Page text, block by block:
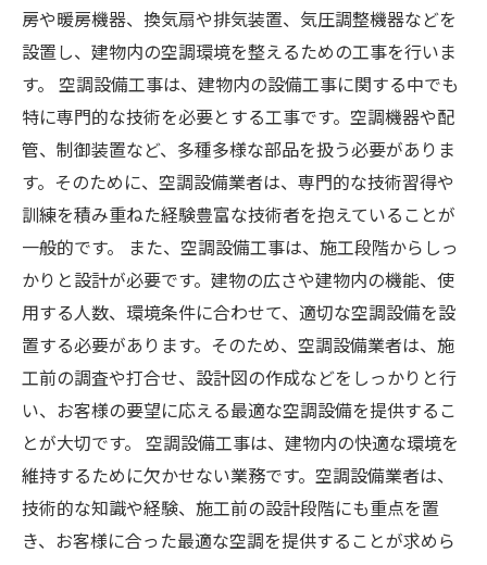
房や暖房機器、換気扇や排気装置、気圧調整機器などを
設置し、建物内の空調環境を整えるための工事を行いま
す。 空調設備工事は、建物内の設備工事に関する中でも
特に専門的な技術を必要とする工事です。空調機器や配
管、制御装置など、多種多様な部品を扱う必要がありま
す。そのために、空調設備業者は、専門的な技術習得や
訓練を積み重ねた経験豊富な技術者を抱えていることが
一般的です。 また、空調設備工事は、施工段階からしっ
かりと設計が必要です。建物の広さや建物内の機能、使
用する人数、環境条件に合わせて、適切な空調設備を設
置する必要があります。そのため、空調設備業者は、施
工前の調査や打合せ、設計図の作成などをしっかりと行
い、お客様の要望に応える最適な空調設備を提供するこ
とが大切です。 空調設備工事は、建物内の快適な環境を
維持するために欠かせない業務です。空調設備業者は、
技術的な知識や経験、施工前の設計段階にも重点を置
き、お客様に合った最適な空調を提供することが求めら